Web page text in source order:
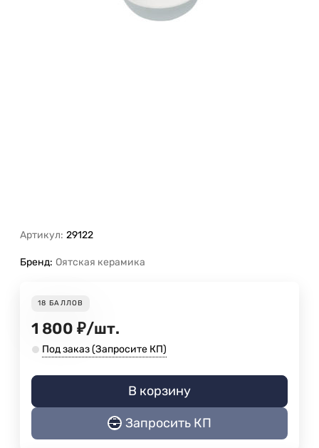
Артикул: 29122
Бренд: Оятская керамика
18 БАЛЛОВ
1 800 ₽/шт.
Под заказ (Запросите КП)
В корзину
Запросить КП